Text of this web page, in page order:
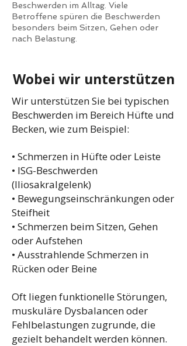
Beschwerden im Alltag. Viele
Betroffene spüren die Beschwerden
besonders beim Sitzen, Gehen oder
nach Belastung.
Wobei wir unterstützen
Wir unterstützen Sie bei typischen
Beschwerden im Bereich Hüfte und
Becken, wie zum Beispiel:
• Schmerzen in Hüfte oder Leiste
• ISG-Beschwerden
(Iliosakralgelenk)
• Bewegungseinschränkungen oder
Steifheit
• Schmerzen beim Sitzen, Gehen
oder Aufstehen
• Ausstrahlende Schmerzen in
Rücken oder Beine
Oft liegen funktionelle Störungen,
muskuläre Dysbalancen oder
Fehlbelastungen zugrunde, die
gezielt behandelt werden können.